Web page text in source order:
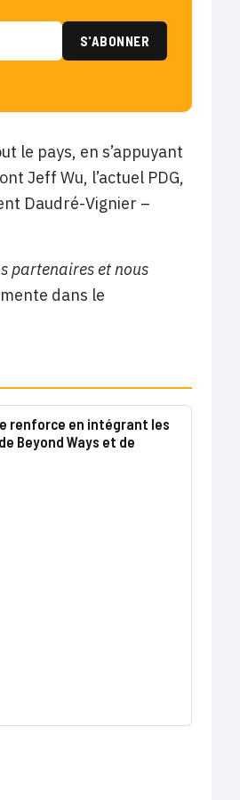
le pays, en s’appuyant
Jeff Wu, l’actuel PDG,
Daudré-Vignier –
partenaires et nous
dans le
renforce en intégrant les
Beyond Ways et de